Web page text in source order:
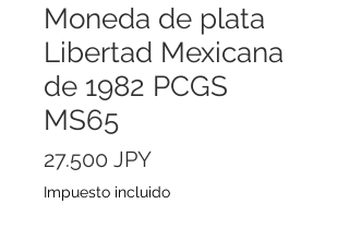
Moneda de plata
Libertad Mexicana
de 1982 PCGS
MS65
27.500 JPYPrecio
Impuesto incluido